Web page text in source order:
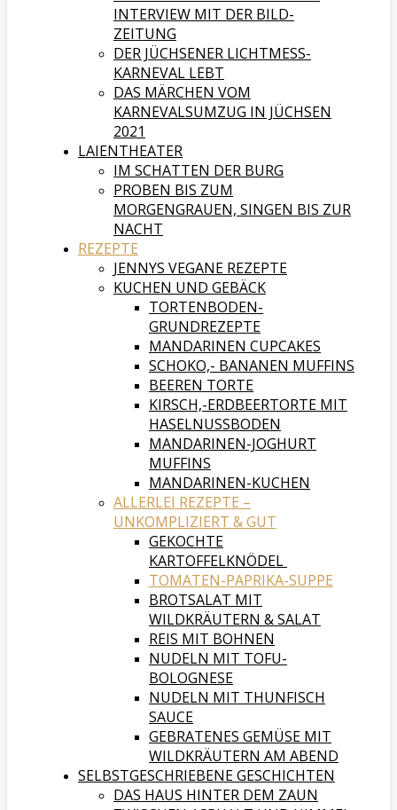
INTERVIEW MIT DER BILD-
ZEITUNG
DER JÜCHSENER LICHTMESS-
KARNEVAL LEBT
DAS MÄRCHEN VOM
KARNEVALSUMZUG IN JÜCHSEN
2021
LAIENTHEATER
IM SCHATTEN DER BURG
PROBEN BIS ZUM
MORGENGRAUEN, SINGEN BIS ZUR
NACHT
REZEPTE
JENNYS VEGANE REZEPTE
KUCHEN UND GEBÄCK
TORTENBODEN-
GRUNDREZEPTE
MANDARINEN CUPCAKES
SCHOKO,- BANANEN MUFFINS
BEEREN TORTE
KIRSCH,-ERDBEERTORTE MIT
HASELNUSSBODEN
MANDARINEN-JOGHURT
MUFFINS
MANDARINEN-KUCHEN
ALLERLEI REZEPTE –
UNKOMPLIZIERT & GUT
GEKOCHTE
KARTOFFELKNÖDEL
TOMATEN-PAPRIKA-SUPPE
BROTSALAT MIT
WILDKRÄUTERN & SALAT
REIS MIT BOHNEN
NUDELN MIT TOFU-
BOLOGNESE
NUDELN MIT THUNFISCH
SAUCE
GEBRATENES GEMÜSE MIT
WILDKRÄUTERN AM ABEND
SELBSTGESCHRIEBENE GESCHICHTEN
DAS HAUS HINTER DEM ZAUN